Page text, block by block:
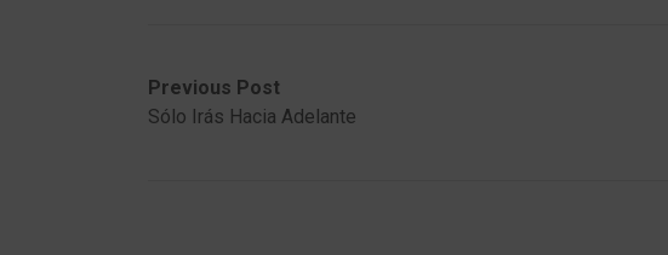
Previous Post
Sólo Irás Hacia Adelante